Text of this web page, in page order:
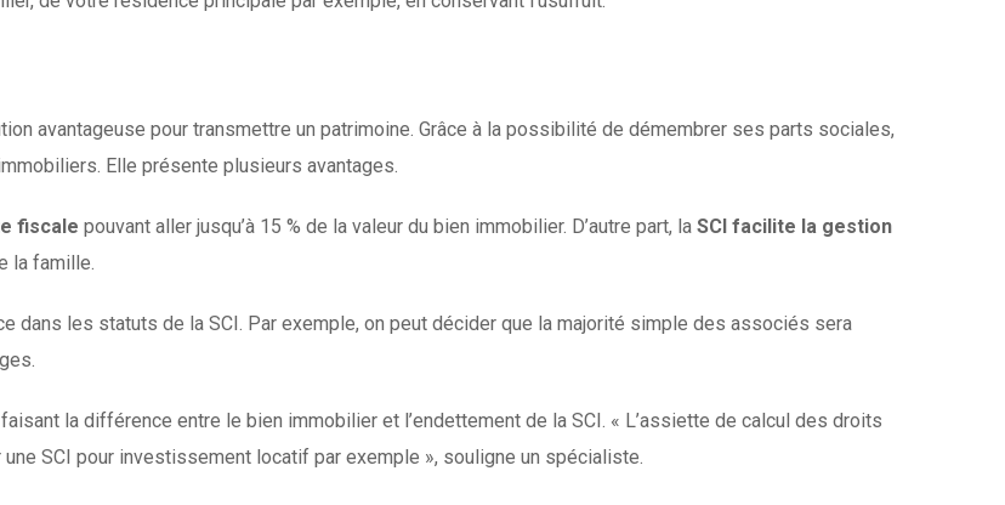
avantageuse pour transmettre un patrimoine. Grâce à la possibilité de démembrer ses parts sociales,
Elle présente plusieurs avantages.
fiscale pouvant aller jusqu’à 15 % de la valeur du bien immobilier. D’autre part, la SCI facilite la gestion
la famille.
dans les statuts de la SCI. Par exemple, on peut décider que la majorité simple des associés sera
la différence entre le bien immobilier et l’endettement de la SCI. « L’assiette de calcul des droits
SCI pour investissement locatif par exemple », souligne un spécialiste.